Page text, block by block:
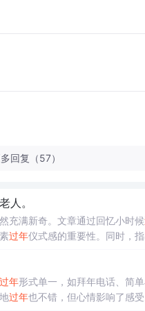
回复（57）
人。
充满新奇。文章通过回忆小时候
过年仪式感的重要性。同时，
过年形式单一，如拜年电话、简
过年也不错，但心情影响了感受